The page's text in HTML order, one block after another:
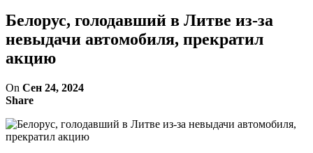
Белорус, голодавший в Литве из-за
невыдачи автомобиля, прекратил
акцию
On Сен 24, 2024
Share